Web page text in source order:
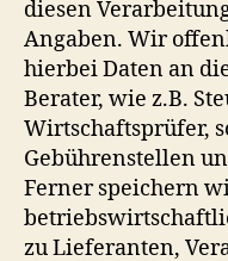
diesen
Angaben. Wir
hierbei Daten an
Berater, wie z.B.
Wirtschaftsprüfer,
Gebührenstellen
Ferner speichern
zu Lieferanten,